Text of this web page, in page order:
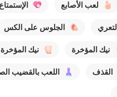
لعب الأصابع الإستمتاع
التعري الجلوس على الكس
نيك المؤخرة نيك المؤخرة
القذف اللعب بالقضيب